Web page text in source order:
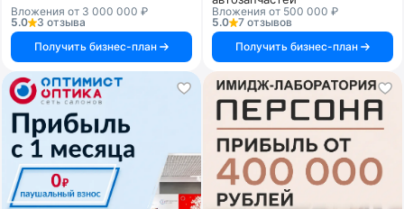
Вложения от 3 000 000 ₽
5.0
3 отзыва
Получить бизнес-план
Вложения от 500 000 ₽
5.0
7 отзывов
Получить бизнес-план